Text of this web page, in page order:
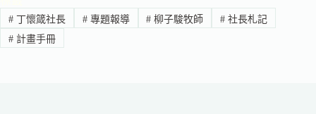
#丁懷箴社長 #專題報導 # 柳子駿牧師 # 社長札記
#計畫手冊